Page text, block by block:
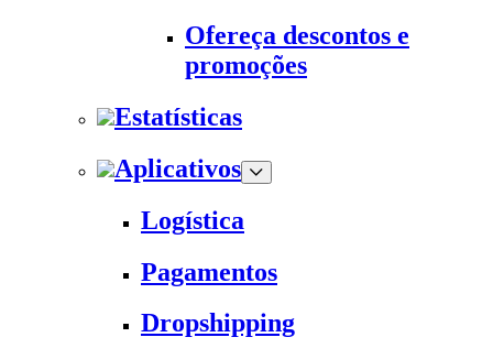
Ofereça descontos e
promoções
Estatísticas
Aplicativos
Logística
Pagamentos
Dropshipping